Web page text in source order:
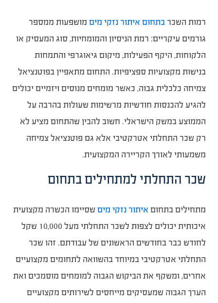
רמות השכרבתחום איתור נזקי מים מושפעות ממספר
גורמים עיקריים: רמת הניסיון והמומחיות, סוג המעסיק או
הלקוחות, היקף הפעילות, מיקום גיאוגרפי והתמחות
בנישות מקצועיות ספציפיות. התחום מתאפיין בפוטנציאל
צמיחה כלכלית גבוה, כאשר מומחים מנוסים ויזמיים יכולים
להגיע להכנסות חודשיות מרשימות שעולות בהרבה על
הממוצע במשק הישראלי. חשוב להבין שהתחום מציע לא
רק שכר התחלתי אטרקטיבי אלא גם פוטנציאל צמיחה
משמעותי לאורך הקריירה המקצועית.
שכר התחלתי למתחילים בתחום
מתחילים בתחום איתור נזקי מיםשסיימו הכשרה מקצועית
איכותית יכולים לצפות לשכר התחלתי מעל 10,000 שקל
לחודש כבר בחודשים הראשונים של עבודתם. זהו שכר
התחלתי אטרקטיבי במיוחד בהשוואה לתחומים מקצועיים
אחרים, ומשקף את הביקוש הגבוה למומחים מוסמכים ואת
הערך הגבוה שמעסיקים מייחסים לשירותים מקצועיים